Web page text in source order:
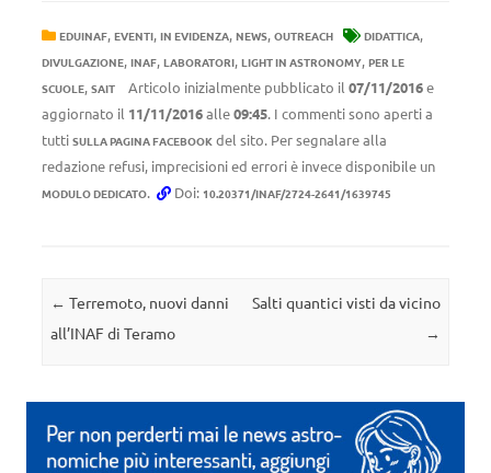
EDUINAF, EVENTI, IN EVIDENZA, NEWS, OUTREACH DIDATTICA,
DIVULGAZIONE, INAF, LABORATORI, LIGHT IN ASTRONOMY, PER LE
SCUOLE, SAIT Articolo inizialmente pubblicato il 07/11/2016e
aggiornato il 11/11/2016alle09:45. I commenti sono aperti a
tutti SULLA PAGINA FACEBOOK del sito. Per segnalare alla
redazione refusi, imprecisioni ed errori è invece disponibile un
MODULO DEDICATO. Doi: 10.20371/INAF/2724-2641/1639745
Navigazione articolo
← Terremoto, nuovi danni
all’INAF di Teramo
Salti quantici visti da vicino
→